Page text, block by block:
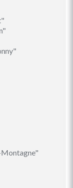
Montagne"